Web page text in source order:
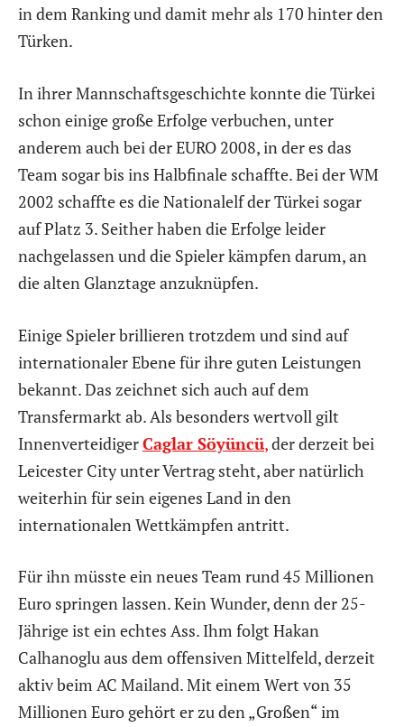
in dem Ranking und damit mehr als 170 hinter den
Türken.
In ihrer Mannschaftsgeschichte konnte die Türkei
schon einige große Erfolge verbuchen, unter
anderem auch bei der EURO 2008, in der es das
Team sogar bis ins Halbfinale schaffte. Bei der WM
2002 schaffte es die Nationalelf der Türkei sogar
auf Platz 3. Seither haben die Erfolge leider
nachgelassen und die Spieler kämpfen darum, an
die alten Glanztage anzuknüpfen.
Einige Spieler brillieren trotzdem und sind auf
internationaler Ebene für ihre guten Leistungen
bekannt. Das zeichnet sich auch auf dem
Transfermarkt ab. Als besonders wertvoll gilt
InnenverteidigerCaglar Söyüncü,der derzeit bei
Leicester City unter Vertrag steht, aber natürlich
weiterhin für sein eigenes Land in den
internationalen Wettkämpfen antritt.
Für ihn müsste ein neues Team rund 45 Millionen
Euro springen lassen. Kein Wunder, denn der 25-
Jährige ist ein echtes Ass. Ihm folgt Hakan
Calhanoglu aus dem offensiven Mittelfeld, derzeit
aktiv beim AC Mailand. Mit einem Wert von 35
Millionen Euro gehört er zu den „Großen“ im